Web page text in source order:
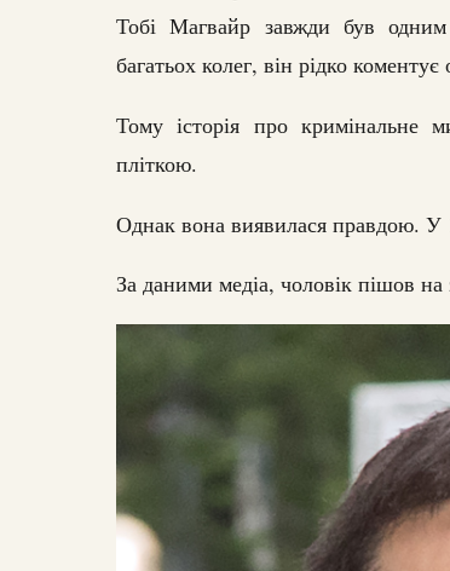
Тобі Магвайр завжди був одним
багатьох колег, він рідко
Тому історія про кримінальне
пліткою.
Однак вона виявилася правдою. У
За даними медіа, чоловік пішов